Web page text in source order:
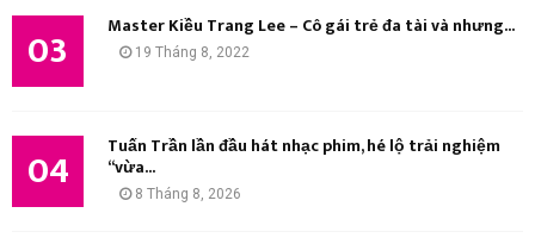
03 Master Kiều Trang Lee – Cô gái trẻ đa tài và nhưng...
19 Tháng 8, 2022
04 Tuấn Trần lần đầu hát nhạc phim, hé lộ trải nghiệm
“vừa...
8 Tháng 8, 2026